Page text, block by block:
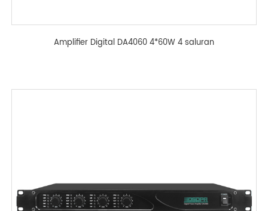
Amplifier Digital DA4060 4*60W 4 saluran